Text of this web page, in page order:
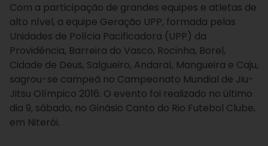
Com a participação de grandes equipes e atletas de
alto nível, a equipe Geração UPP, formada pelas
Unidades de Polícia Pacificadora (UPP) da
Providência, Barreira do Vasco, Rocinha, Borel,
Cidade de Deus, Salgueiro, Andaraí, Mangueira e Caju,
sagrou-se campeã no Campeonato Mundial de Jiu-
Jitsu Olímpico 2016. O evento foi realizado no último
dia 9, sábado, no Ginásio Canto do Rio Futebol Clube,
em Niterói.